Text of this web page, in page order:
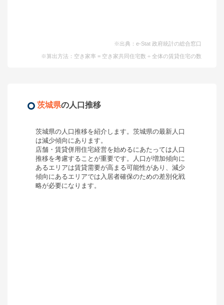
※出典：e-Stat 政府統計の総合窓口
※算出方法：空き家率 = 空き家共同住宅数 ÷ 全体の賃貸住宅の数
茨城県の人口推移
茨城県の人口推移を紹介します。 茨城県の最新人口
は減少傾向 にあります。
店舗・賃貸併用住宅経営を始めるにあたっては人口
推移を考慮することが重要です。人口が増加傾向に
あるエリアは賃貸需要が高まる可能性があり、減少
傾向にあるエリアでは入居者確保のための差別化戦
略が必要になります。